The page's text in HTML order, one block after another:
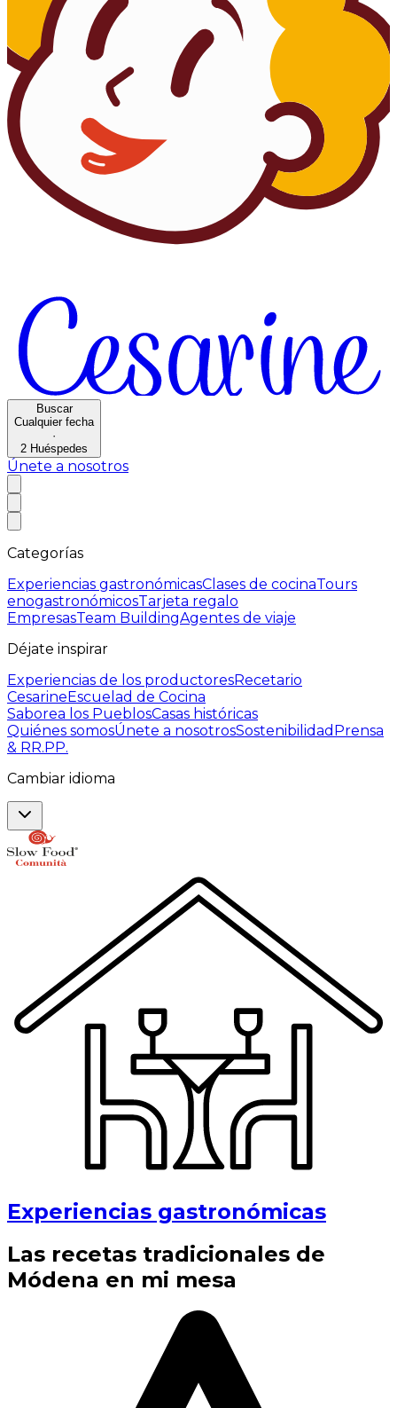
Buscar
Cualquier fecha
·
2 Huéspedes
Únete a nosotros
Categorías
Experiencias gastronómicasClases de cocinaTours
enogastronómicosTarjeta regalo
EmpresasTeam BuildingAgentes de viaje
Déjate inspirar
Experiencias de los productoresRecetario
CesarineEscuelad de Cocina
Saborea los PueblosCasas históricas
Quiénes somosÚnete a nosotrosSostenibilidad Prensa
& RR.PP.
Cambiar idioma
Experiencias gastronómicas
Las recetas tradicionales de
Módena en mi mesa